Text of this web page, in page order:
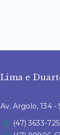
Lima e
Av. Argolo, 134
(47) 3633-